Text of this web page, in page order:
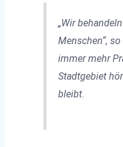
„Wir
Menschen“,
immer mehr
Stadtgebiet
bleibt.